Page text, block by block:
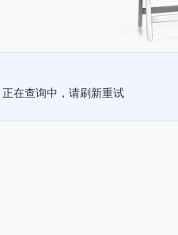
正在查询中，请刷新重试